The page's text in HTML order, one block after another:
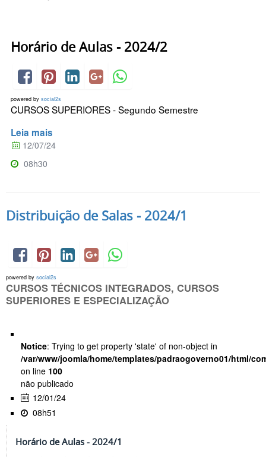
Horário de Aulas - 2024/2
powered by social2s
CURSOS SUPERIORES - Segundo Semestre
Leia mais
12/07/24
08h30
Distribuição de Salas - 2024/1
powered by social2s
CURSOS TÉCNICOS INTEGRADOS, CURSOS
SUPERIORES E ESPECIALIZAÇÃO
Notice: Trying to get property 'state' of non-object in
/var/www/joomla/home/templates/padraogoverno01/html/
on line 100
não publicado
12/01/24
08h51
Horário de Aulas - 2024/1